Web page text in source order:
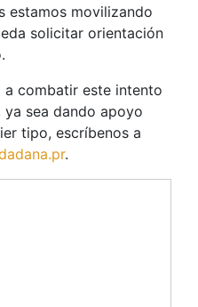
estamos movilizando
solicitar orientación
a combatir este intento
sea dando apoyo
tipo, escríbenos a
.